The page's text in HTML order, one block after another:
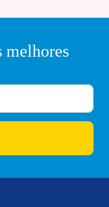
melhores